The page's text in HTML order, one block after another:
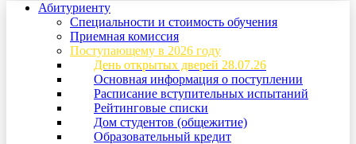
Абитуриенту
Специальности и стоимость обучения
Приемная комиссия
Поступающему в 2026 году
День открытых дверей 28.07.26
Основная информация о поступлении
Расписание вступительных испытаний
Рейтинговые списки
Дом студентов (общежитие)
Образовательный кредит